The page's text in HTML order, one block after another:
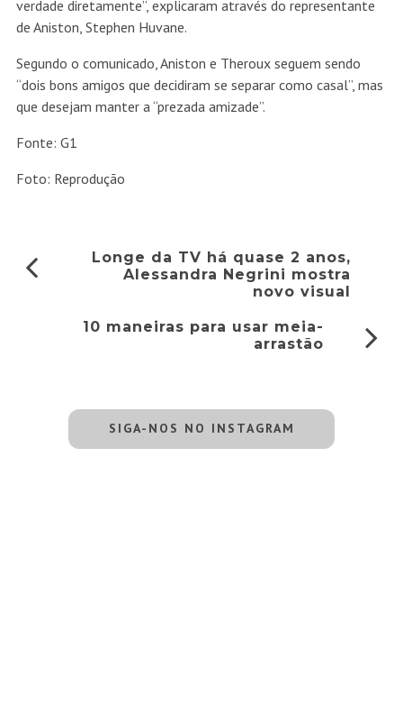
verdade diretamente”, explicaram através do representante
de Aniston, Stephen Huvane.
Segundo o comunicado, Aniston e Theroux seguem sendo
“dois bons amigos que decidiram se separar como casal”, mas
que desejam manter a “prezada amizade”.
Fonte: G1
Foto: Reprodução
Longe da TV há quase 2 anos,
Alessandra Negrini mostra
novo visual
10 maneiras para usar meia-
arrastão
SIGA-NOS NO INSTAGRAM